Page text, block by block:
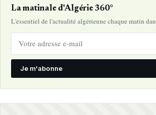
La matinale d'Algérie 360°
L'essentiel de l'actualité algérienne chaque matin
Je m'abonne